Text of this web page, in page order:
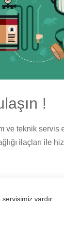
!
ve teknik servis
ilaçları ile
vardır.